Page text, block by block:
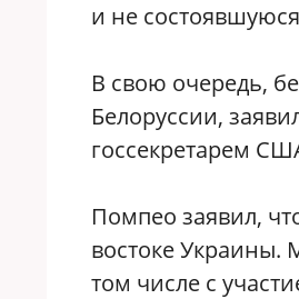
и не состоявшуюся
В свою очередь,
Белоруссии,
госсекретарем
Помпео заявил,
востоке Украины.
том числе с